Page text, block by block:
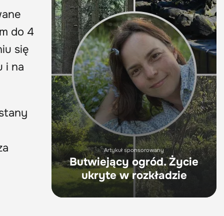
do 4
się
i na
Artykuł sponsorowany
Butwiejący ogród. Życie
ukryte w rozkładzie